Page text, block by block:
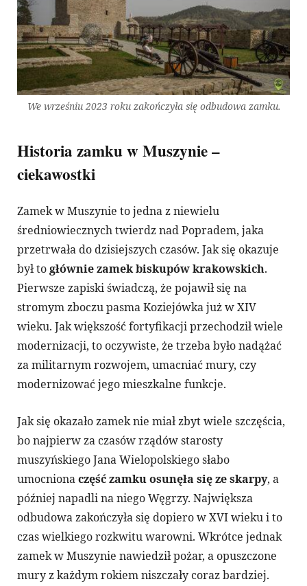
We wrześniu 2023 roku zakończyła się odbudowa zamku.
Historia zamku w Muszynie –
ciekawostki
Zamek w Muszynie to jedna z niewielu
średniowiecznych twierdz nad Popradem, jaka
przetrwała do dzisiejszych czasów. Jak się okazuje
był togłównie zamek biskupów krakowskich.
Pierwsze zapiski świadczą, że pojawił się na
stromym zboczu pasma Koziejówka już w XIV
wieku. Jak większość fortyfikacji przechodził wiele
modernizacji, to oczywiste, że trzeba było nadążać
za militarnym rozwojem, umacniać mury, czy
modernizować jego mieszkalne funkcje.
Jak się okazało zamek nie miał zbyt wiele szczęścia,
bo najpierw za czasów rządów starosty
muszyńskiego Jana Wielopolskiego słabo
umocnionaczęść zamku osunęła się ze skarpy, a
później napadli na niego Węgrzy. Największa
odbudowa zakończyła się dopiero w XVI wieku i to
czas wielkiego rozkwitu warowni. Wkrótce jednak
zamek w Muszynie nawiedził pożar, a opuszczone
mury z każdym rokiem niszczały coraz bardziej.